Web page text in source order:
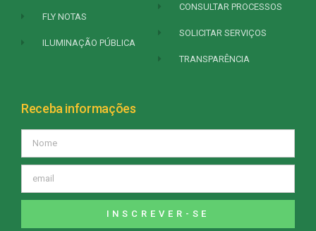
FLY NOTAS
ILUMINAÇÃO PÚBLICA
CONSULTAR PROCESSOS
SOLICITAR SERVIÇOS
TRANSPARÊNCIA
Receba informações
INSCREVER-SE